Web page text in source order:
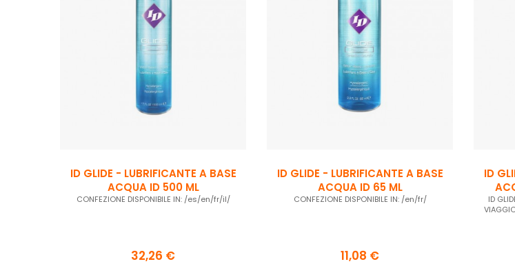
ID GLIDE - LUBRIFICANTE A BASE
ACQUA ID 500 ML
CONFEZIONE DISPONIBILE IN: /es/en/fr/il/
32,26 €
ID GLIDE - LUBRIFICANTE A BASE
ACQUA ID 65 ML
CONFEZIONE DISPONIBILE IN: /en/fr/
11,08 €
ID
ID